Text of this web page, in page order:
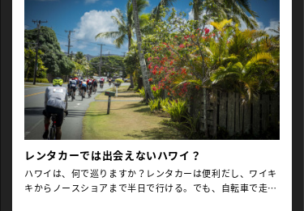
宿の食堂に、朝餉の良い香りが漂う。前日の“UFOライン”の
洗礼をモノともせず、白飯と味噌汁をモリモリ食するオージ
ー様御一行、本日も好調のよう。今日とて山である。タフラ
イドが待っているのを、知ってや知らずや、目指すは、四国
が誇る山岳名勝”四国カルスト”だ。カルストとは、石灰岩質
の地表が悠久の時を経て侵食され形成された地形のこと。な
かでも四国カルストは、標高1500m程の高地に全長25kmに
わたって広がる高原。国内カルスト地形の代表選手で、自然
が作り出した地形の最高傑作なのだ。ちなみに石灰岩は、太
古の珊瑚や海底プラン […]
レンタカーでは出会えないハワイ？
ハワイは、何で巡りますか？レンタカーは便利だし、ワイキ
キからノースショアまで半日で行ける。でも、自転車で走る